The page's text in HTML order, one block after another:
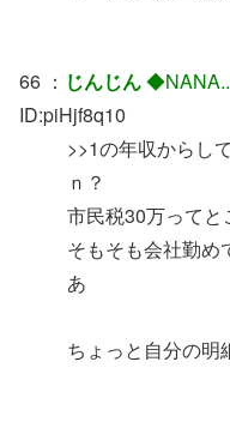
66 ： じんじん
ID:piHjf8q10
>>1の年収からし
ｎ？
市民税30万って
そもそも会社勤め
あ
ちょっと自分の明